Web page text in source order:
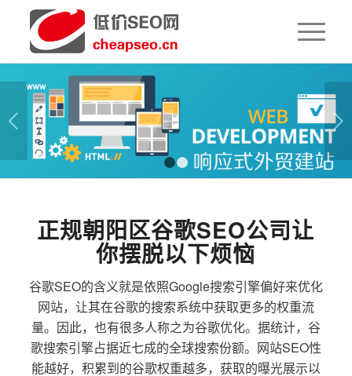
下一页
1 2
正规朝阳区谷歌SEO公司让
你摆脱以下烦恼
谷歌SEO的含义就是依照Google搜索引擎偏好来优化
网站，让其在谷歌的搜索系统中获取更多的权重流
量。因此，也有很多人称之为谷歌优化。据统计，谷
歌搜索引擎占据近七成的全球搜索份额。网站SEO性
能越好，积累到的谷歌权重越多，获取的曝光展示以